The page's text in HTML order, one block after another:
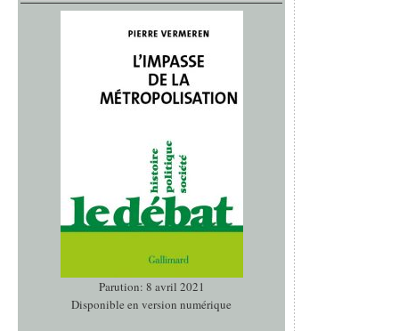
Parution: 8 avril 2021
Disponible en version numérique